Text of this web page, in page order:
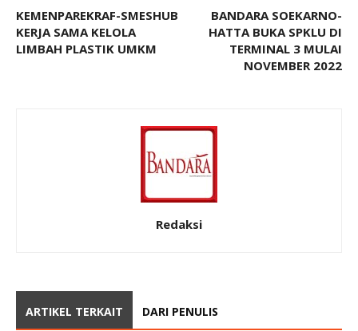
KEMENPAREKRAF-SMESHUB
KERJA SAMA KELOLA
LIMBAH PLASTIK UMKM
BANDARA SOEKARNO-
HATTA BUKA SPKLU DI
TERMINAL 3 MULAI
NOVEMBER 2022
Redaksi
ARTIKEL TERKAIT DARI PENULIS